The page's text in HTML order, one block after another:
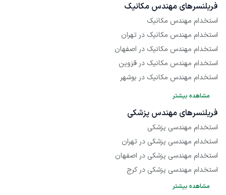
استخدام مهندس عمران در کرج
استخدام مهندس عمران در تبریز
فریلنسر‌های مهندس مکانیک
استخدام مهندس مکانیک
استخدام مهندس مکانیک در تهران
استخدام مهندس مکانیک در اصفهان
استخدام مهندس مکانیک در قزوین
استخدام مهندس مکانیک در بوشهر
استخدام مهندس مکانیک در مشهد
استخدام مهندس مکانیک در کرج
استخدام مهندس مکانیک در شیراز
استخدام مهندس برق
استخدام مهندس برق در تهران
استخدام مهندس برق در اصفهان
استخدام مهندس برق در مشهد
مشاهده بیشتر
فریلنسر‌های مهندس پزشکی
استخدام مهندسی پزشکی
استخدام مهندسی پزشکی در تهران
استخدام مهندسی پزشکی در اصفهان
استخدام مهندسی پزشکی در کرج
مشاهده بیشتر